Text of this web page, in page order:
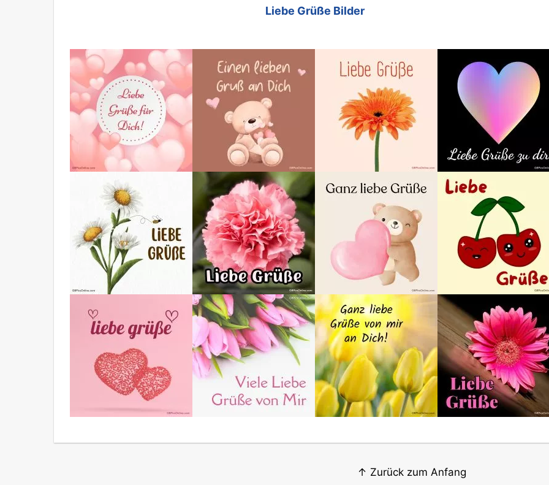
Liebe Grüße Bilder
↑ Zurück zum Anfang